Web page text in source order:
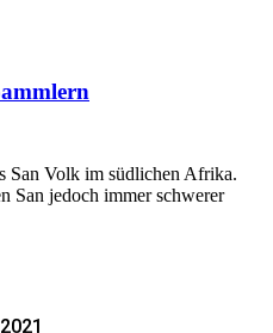
San Volk im südlichen Afrika.
San jedoch immer schwerer